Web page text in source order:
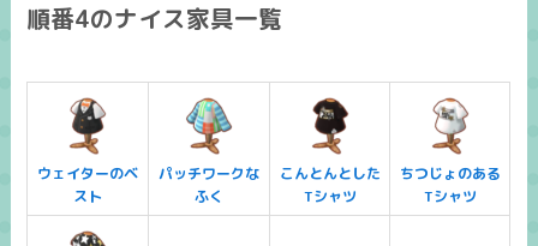
順番4のナイス家具一覧
ウェイターのベ
スト
パッチワークな
ふく
こんとんとした
Tシャツ
ちつじょのある
Tシャツ